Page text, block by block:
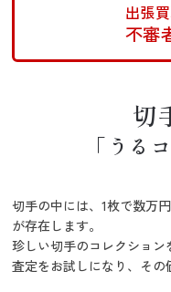
出張
不審
切
「うる
切手の中には、1枚で数万
が存在します。
珍しい切手のコレクショ
査定をお試しになり、その